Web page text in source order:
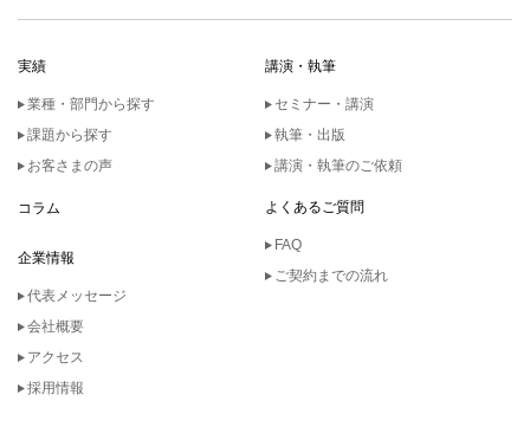
実績
業種・部門から探す
課題から探す
お客さまの声
講演・執筆
セミナー・講演
執筆・出版
講演・執筆のご依頼
コラム
企業情報
代表メッセージ
会社概要
アクセス
採用情報
よくあるご質問
FAQ
ご契約までの流れ